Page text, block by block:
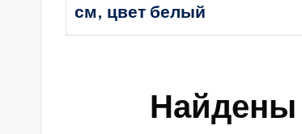
см, цвет белый
Найдены